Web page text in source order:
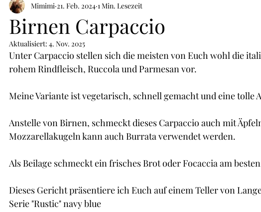
Vorspeisen Hauptgerichte
Pizza Asiatische Küche
Glacé/ Sorbet Brot Butter Getränke
Birnen Carpaccio
Mimimi 21. Feb. 2024 1 Min. Lesezeit
Aktualisiert: 4. Nov. 2025
Unter Carpaccio stellen sich die meisten von Euch wohl die
rohem Rindfleisch, Ruccola und Parmesan vor.
Meine Variante ist vegetarisch, schnell gemacht und eine tolle
Anstelle von Birnen, schmeckt dieses Carpaccio auch mit
Mozzarellakugeln kann auch Burrata verwendet werden.
Als Beilage schmeckt ein frisches Brot oder Focaccia am
Dieses Gericht präsentiere ich Euch auf einem Teller von
Serie "Rustic" navy blue